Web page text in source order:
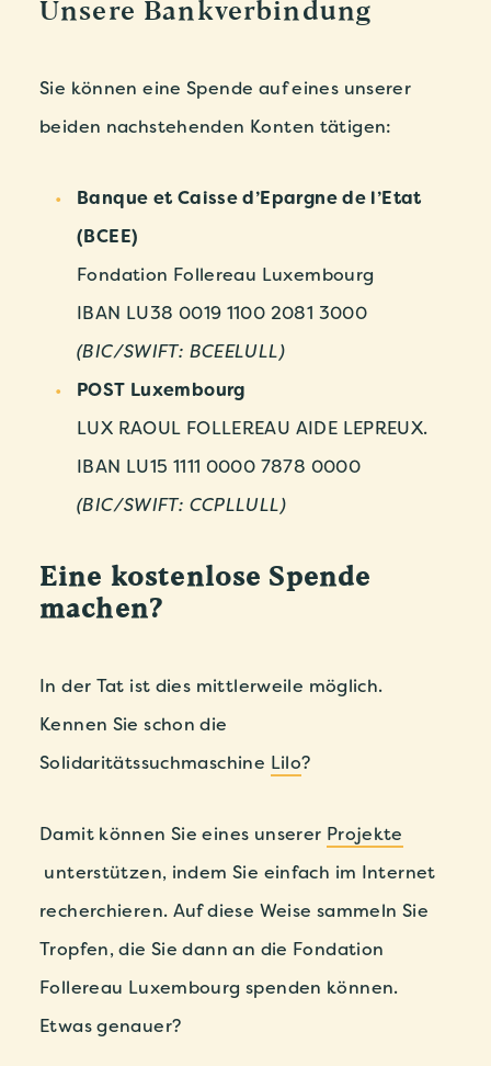
Unsere Bankverbindung
Sie können eine Spende auf eines unserer
beiden nachstehenden Konten tätigen:
Banque et Caisse d’Epargne de l’Etat
(BCEE)
Fondation Follereau Luxembourg
IBAN LU38 0019 1100 2081 3000
(BIC/SWIFT: BCEELULL)
POST Luxembourg
LUX RAOUL FOLLEREAU AIDE LEPREUX.
IBAN LU15 1111 0000 7878 0000
(BIC/SWIFT: CCPLLULL)
Eine kostenlose Spende
machen?
In der Tat ist dies mittlerweile möglich.
Kennen Sie schon die
Solidaritätssuchmaschine Lilo?
Damit können Sie eines unserer Projekte
unterstützen, indem Sie einfach im Internet
recherchieren. Auf diese Weise sammeln Sie
Tropfen, die Sie dann an die Fondation
Follereau Luxembourg spenden können.
Etwas genauer?